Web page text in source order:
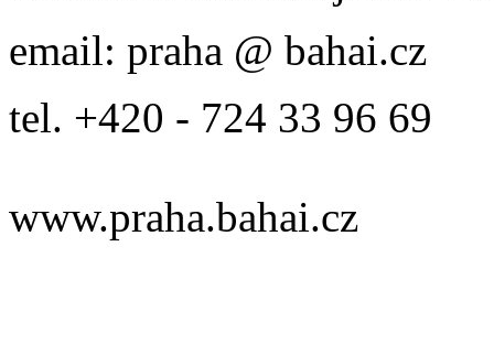
email: praha @ bahai.cz
tel. +420 - 724 33 96 69
www.praha.bahai.cz